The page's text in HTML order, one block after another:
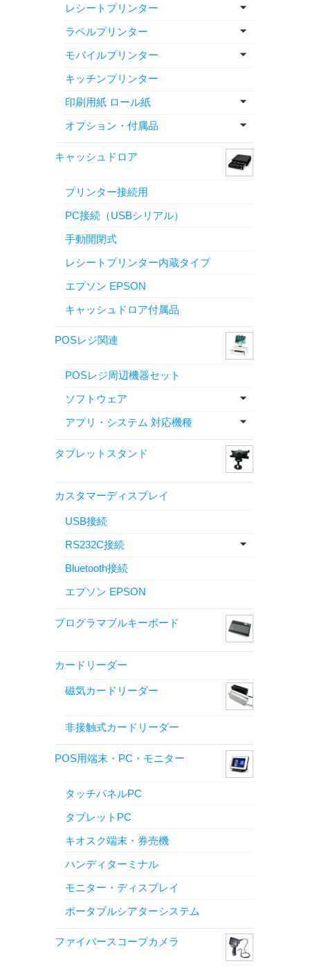
レシートプリンター
ラベルプリンター
モバイルプリンター
キッチンプリンター
印刷用紙 ロール紙
オプション・付属品
キャッシュドロア
プリンター接続用
PC接続（USBシリアル）
手動開閉式
レシートプリンター内蔵タイプ
エプソン EPSON
キャッシュドロア付属品
POSレジ関連
POSレジ周辺機器セット
ソフトウェア
アプリ・システム 対応機種
タブレットスタンド
カスタマーディスプレイ
USB接続
RS232C接続
Bluetooth接続
エプソン EPSON
プログラマブルキーボード
カードリーダー
磁気カードリーダー
非接触式カードリーダー
POS用端末・PC・モニター
タッチパネルPC
タブレットPC
キオスク端末・券売機
ハンディターミナル
モニター・ディスプレイ
ポータブルシアターシステム
ファイバースコープカメラ